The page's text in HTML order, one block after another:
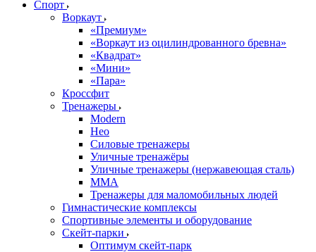
Спорт
Воркаут
«Премиум»
«Воркаут из оцилиндрованного бревна»
«Квадрат»
«Мини»
«Пара»
Кроссфит
Тренажеры
Modern
Нео
Силовые тренажеры
Уличные тренажёры
Уличные тренажеры (нержавеющая сталь)
ММА
Тренажеры для маломобильных людей
Гимнастические комплексы
Спортивные элементы и оборудование
Скейт-парки
Оптимум скейт-парк